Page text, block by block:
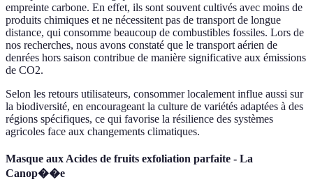
empreinte carbone. En effet, ils sont souvent cultivés avec moins de
produits chimiques et ne nécessitent pas de transport de longue
distance, qui consomme beaucoup de combustibles fossiles. Lors de
nos recherches, nous avons constaté que le transport aérien de
denrées hors saison contribue de manière significative aux émissions
de CO2.
Selon les retours utilisateurs, consommer localement influe aussi sur
la biodiversité, en encourageant la culture de variétés adaptées à des
régions spécifiques, ce qui favorise la résilience des systèmes
agricoles face aux changements climatiques.
Masque aux Acides de fruits exfoliation parfaite - La
Canop��e